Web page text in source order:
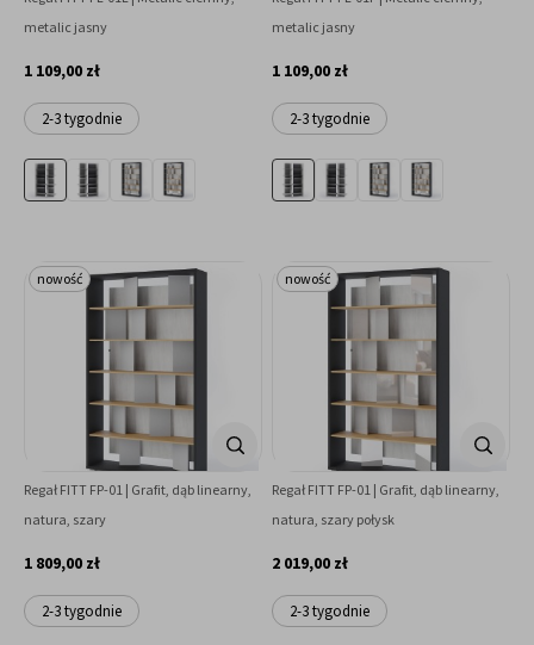
metalic jasny
1 109,00 zł
2-3 tygodnie
metalic jasny
1 109,00 zł
2-3 tygodnie
Regał FITT FP-01 | Grafit, dąb linearny,
natura, szary
1 809,00 zł
2-3 tygodnie
nowość
Regał FITT FP-01 | Grafit, dąb linearny,
natura, szary połysk
2 019,00 zł
2-3 tygodnie
nowość